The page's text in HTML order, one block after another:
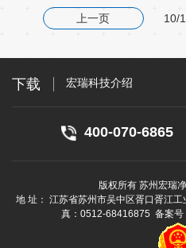
上一页 10/
下载
宏瑞科技介绍
宏瑞科技介绍
400-070-6865
版权所有 苏州宏瑞
地 址： 江苏省苏州市吴中区胥口胥江
真：0512-68416875 备案号